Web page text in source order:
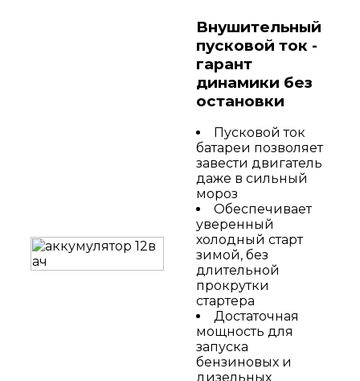
Внушительный
пусковой ток -
гарант
динамики без
остановки
Пусковой ток
батареи позволяет
завести двигатель
даже в сильный
мороз
Обеспечивает
уверенный
холодный старт
зимой, без
длительной
прокрутки
стартера
Достаточная
мощность для
запуска
бензиновых и
дизельных